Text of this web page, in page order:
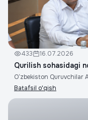
433 16.07.2026
Qurilish sohasidagi
O‘zbekiston
Batafsil o'qish